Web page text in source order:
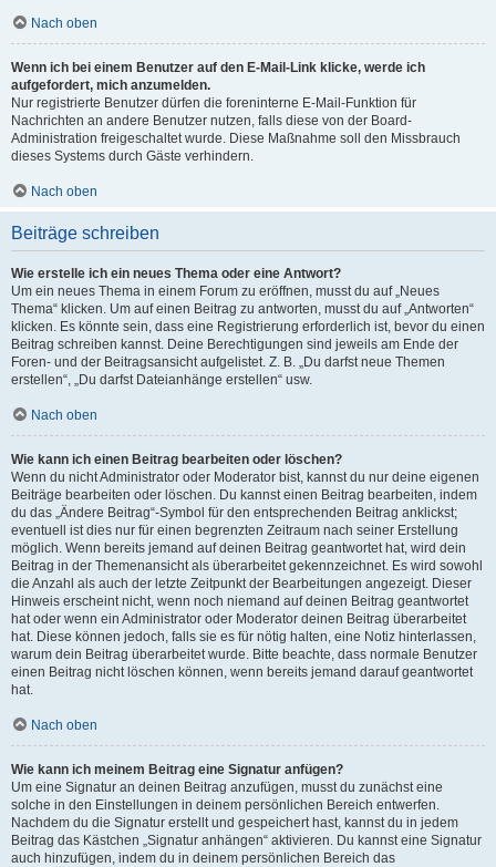
Nach oben
Wenn ich bei einem Benutzer auf den E-Mail-Link klicke, werde ich
aufgefordert, mich anzumelden.
Nur registrierte Benutzer dürfen die foreninterne E-Mail-Funktion für
Nachrichten an andere Benutzer nutzen, falls diese von der Board-
Administration freigeschaltet wurde. Diese Maßnahme soll den Missbrauch
dieses Systems durch Gäste verhindern.
Nach oben
Beiträge schreiben
Wie erstelle ich ein neues Thema oder eine Antwort?
Um ein neues Thema in einem Forum zu eröffnen, musst du auf „Neues
Thema“ klicken. Um auf einen Beitrag zu antworten, musst du auf „Antworten“
klicken. Es könnte sein, dass eine Registrierung erforderlich ist, bevor du einen
Beitrag schreiben kannst. Deine Berechtigungen sind jeweils am Ende der
Foren- und der Beitragsansicht aufgelistet. Z. B. „Du darfst neue Themen
erstellen“, „Du darfst Dateianhänge erstellen“ usw.
Nach oben
Wie kann ich einen Beitrag bearbeiten oder löschen?
Wenn du nicht Administrator oder Moderator bist, kannst du nur deine eigenen
Beiträge bearbeiten oder löschen. Du kannst einen Beitrag bearbeiten, indem
du das „Ändere Beitrag“-Symbol für den entsprechenden Beitrag anklickst;
eventuell ist dies nur für einen begrenzten Zeitraum nach seiner Erstellung
möglich. Wenn bereits jemand auf deinen Beitrag geantwortet hat, wird dein
Beitrag in der Themenansicht als überarbeitet gekennzeichnet. Es wird sowohl
die Anzahl als auch der letzte Zeitpunkt der Bearbeitungen angezeigt. Dieser
Hinweis erscheint nicht, wenn noch niemand auf deinen Beitrag geantwortet
hat oder wenn ein Administrator oder Moderator deinen Beitrag überarbeitet
hat. Diese können jedoch, falls sie es für nötig halten, eine Notiz hinterlassen,
warum dein Beitrag überarbeitet wurde. Bitte beachte, dass normale Benutzer
einen Beitrag nicht löschen können, wenn bereits jemand darauf geantwortet
hat.
Nach oben
Wie kann ich meinem Beitrag eine Signatur anfügen?
Um eine Signatur an deinen Beitrag anzufügen, musst du zunächst eine
solche in den Einstellungen in deinem persönlichen Bereich entwerfen.
Nachdem du die Signatur erstellt und gespeichert hast, kannst du in jedem
Beitrag das Kästchen „Signatur anhängen“ aktivieren. Du kannst eine Signatur
auch hinzufügen, indem du in deinem persönlichen Bereich das